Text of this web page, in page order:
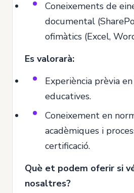
Coneixements de
documental
ofimàtics (Excel,
Es valorarà:
Experiència prèvia
educatives.
Coneixement en
acadèmiques i
certificació.
Què et podem oferir si
nosaltres?